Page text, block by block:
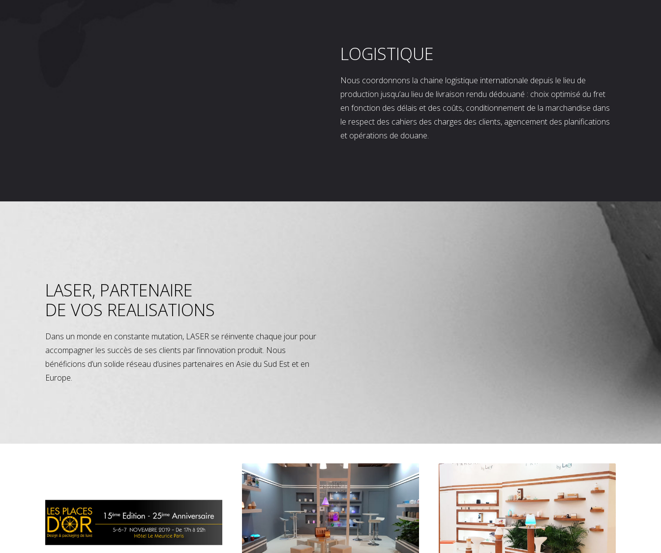
LOGISTIQUE
Nous coordonnons la chaine logistique internationale depuis le lieu de
production jusqu’au lieu de livraison rendu dédouané : choix optimisé du fret
en fonction des délais et des coûts, conditionnement de la marchandise dans
le respect des cahiers des charges des clients, agencement des planifications
et opérations de douane.
LASER, PARTENAIRE
DE VOS REALISATIONS
Dans un monde en constante mutation, LASER se réinvente chaque jour pour
accompagner les succès de ses clients par l’innovation produit. Nous
bénéficions d’un solide réseau d’usines partenaires en Asie du Sud Est et en
Europe.